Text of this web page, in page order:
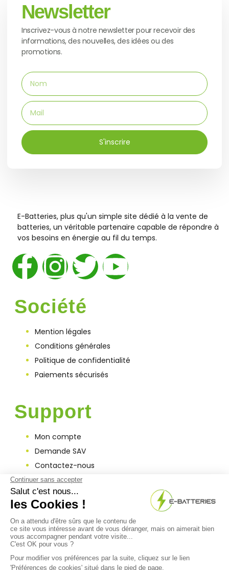
Newsletter
Inscrivez-vous à notre newsletter pour recevoir des
informations, des nouvelles, des idées ou des
promotions.
S'inscrire
E-Batteries, plus qu'un simple site dédié à la vente de
batteries, un véritable partenaire capable de répondre à
vos besoins en énergie au fil du temps.
Société
Mention légales
Conditions générales
Politique de confidentialité
Paiements sécurisés
Support
Mon compte
Demande SAV
Contactez-nous
Garantie
A Propos
Qui sommes-nous ?
Actualités